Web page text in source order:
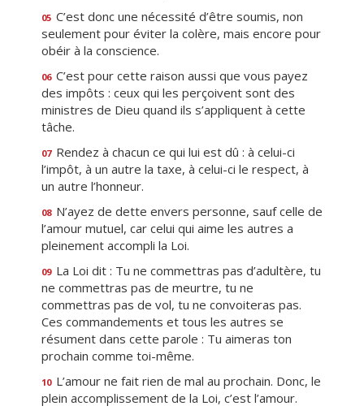
05 C’est donc une nécessité d’être soumis, non
seulement pour éviter la colère, mais encore pour
obéir à la conscience.
06 C’est pour cette raison aussi que vous payez
des impôts : ceux qui les perçoivent sont des
ministres de Dieu quand ils s’appliquent à cette
tâche.
07 Rendez à chacun ce qui lui est dû : à celui-ci
l’impôt, à un autre la taxe, à celui-ci le respect, à
un autre l’honneur.
08 N’ayez de dette envers personne, sauf celle de
l’amour mutuel, car celui qui aime les autres a
pleinement accompli la Loi.
09 La Loi dit : Tu ne commettras pas d’adultère, tu
ne commettras pas de meurtre, tu ne
commettras pas de vol, tu ne convoiteras pas.
Ces commandements et tous les autres se
résument dans cette parole : Tu aimeras ton
prochain comme toi-même.
10 L’amour ne fait rien de mal au prochain. Donc, le
plein accomplissement de la Loi, c’est l’amour.